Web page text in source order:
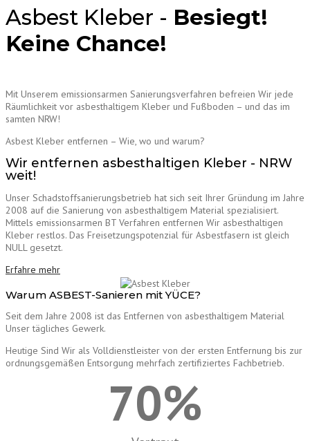
Asbest Kleber - Besiegt!
Keine Chance!
Mit Unserem emissionsarmen Sanierungsverfahren befreien Wir jede
Räumlichkeit vor asbesthaltigem Kleber und Fußboden – und das im
samten NRW!
Asbest Kleber entfernen – Wie, wo und warum?
Wir entfernen asbesthaltigen Kleber - NRW
weit!
Unser Schadstoffsanierungsbetrieb hat sich seit Ihrer Gründung im Jahre
2008 auf die Sanierung von asbesthaltigem Material spezialisiert.
Mittels emissionsarmen BT Verfahren entfernen Wir asbesthaltigen
Kleber restlos. Das Freisetzungspotenzial für Asbestfasern ist gleich
NULL gesetzt.
Erfahre mehr
Warum ASBEST-Sanieren mit YÜCE?
Seit dem Jahre 2008 ist das Entfernen von asbesthaltigem Material
Unser tägliches Gewerk.
Heutige Sind Wir als Volldienstleister von der ersten Entfernung bis zur
ordnungsgemäßen Entsorgung mehrfach zertifiziertes Fachbetrieb.
70%